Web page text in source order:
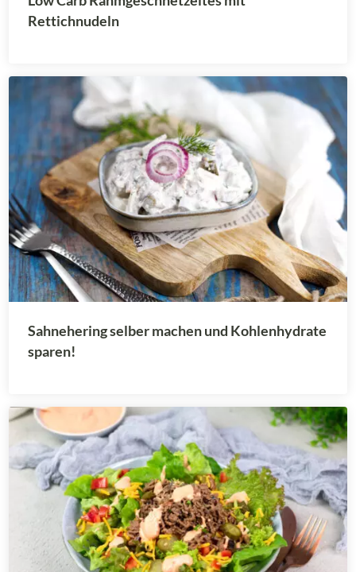
Rettichnudeln
Sahnehering selber machen und Kohlenhydrate
sparen!